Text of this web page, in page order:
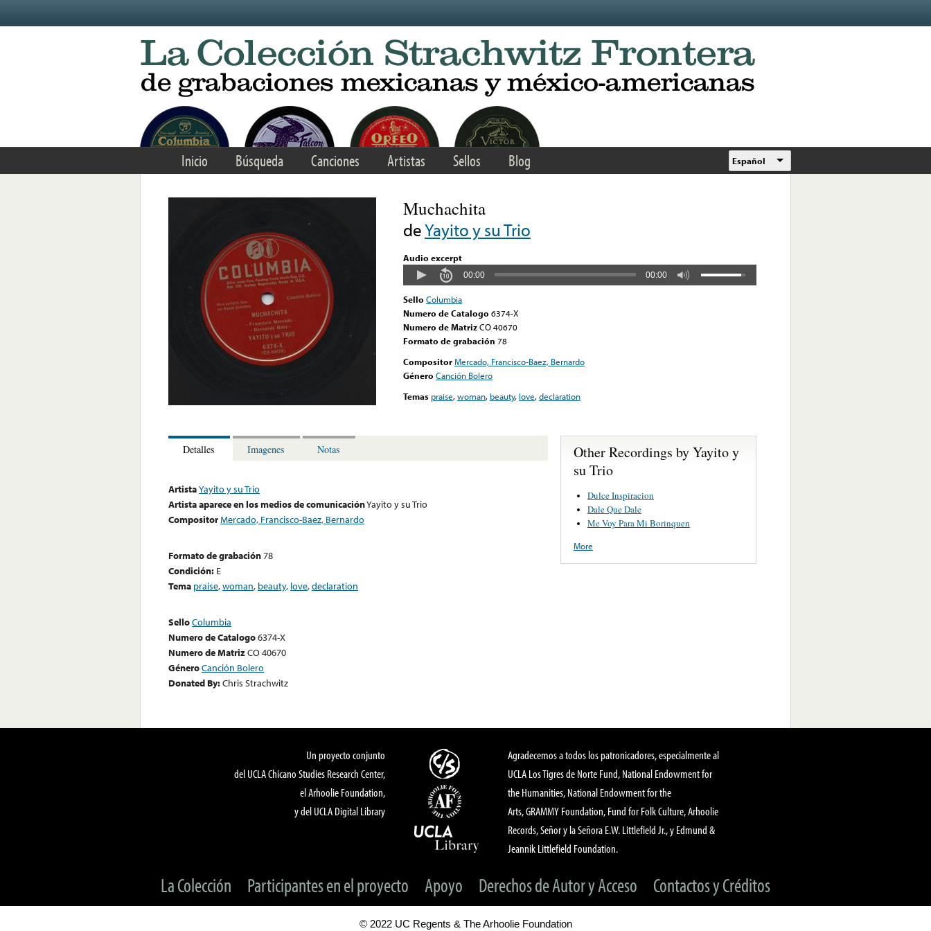
Inicio Búsqueda Canciones Artistas Sellos Blog Español
Muchachita
deYayito y su Trio
Audio excerpt
00:00 00:00
Sello Columbia
Numero de Catalogo 6374-X
Numero de MatrizCO 40670
Formato de grabación 78
CompositorMercado, Francisco-Baez, Bernardo
Género Canción Bolero
Temas praise,woman, beauty, love,declaration
Detalles Imagenes Notas
ArtistaYayito y su Trio
Artista aparece en los medios de comunicaciónYayito y su Trio
CompositorMercado, Francisco-Baez, Bernardo
Formato de grabación78
Condición: E
Tema praise,woman, beauty, love,declaration
SelloColumbia
Numero de Catalogo6374-X
Numero de MatrizCO 40670
GéneroCanción Bolero
Donated By:Chris Strachwitz
Other Recordings by Yayito y
su Trio
Dulce Inspiracion
Dale Que Dale
Me Voy Para Mi Borinquen
More
Un proyecto conjunto
del UCLA Chicano Studies Research Center,
el Arhoolie Foundation,
y del UCLA Digital Library
Agradecemos a todos los patronicadores, especialmente al
UCLA Los Tigres de Norte Fund, National Endowment for
the Humanities, National Endowment for the
Arts, GRAMMY Foundation, Fund for Folk Culture, Arhoolie
Records, Señor y la Señora E.W. Littlefield Jr., y Edmund &
Jeannik Littlefield Foundation.
La Colección Participantes en el proyecto Apoyo Derechos de Autor y Acceso Contactos y Créditos
© 2022 UC Regents & The Arhoolie Foundation